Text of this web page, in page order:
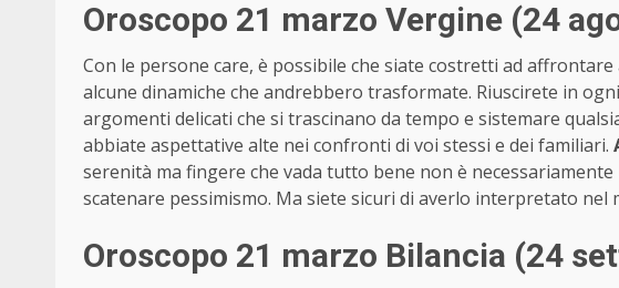
Oroscopo 21 marzo Vergine (24
Con le persone care, è possibile che siate costretti ad
alcune dinamiche che andrebbero trasformate. Riuscirete in
argomenti delicati che si trascinano da tempo e sistemare
abbiate aspettative alte nei confronti di voi stessi e dei familiari.
serenità ma fingere che vada tutto bene non è
scatenare pessimismo. Ma siete sicuri di averlo interpretato nel
Oroscopo 21 marzo Bilancia (24